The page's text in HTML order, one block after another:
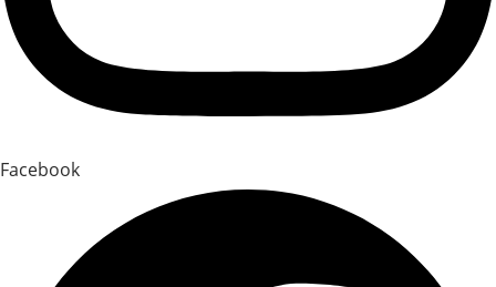
Facebook